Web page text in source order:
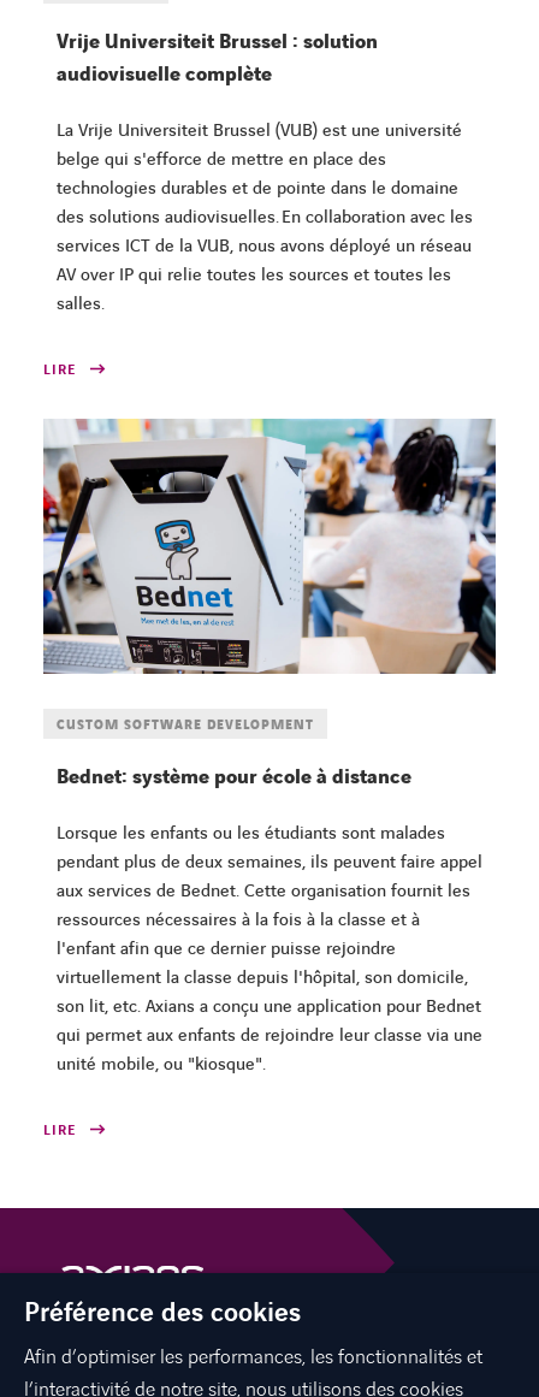
Vrije Universiteit Brussel : solution
audiovisuelle complète
La Vrije Universiteit Brussel (VUB) est une université
belge qui s'efforce de mettre en place des
technologies durables et de pointe dans le domaine
des solutions audiovisuelles. En collaboration avec les
services ICT de la VUB, nous avons déployé un réseau
AV over IP qui relie toutes les sources et toutes les
salles.
LIRE
CUSTOM SOFTWARE DEVELOPMENT
Bednet: système pour école à distance
Lorsque les enfants ou les étudiants sont malades
pendant plus de deux semaines, ils peuvent faire appel
aux services de Bednet. Cette organisation fournit les
ressources nécessaires à la fois à la classe et à
l'enfant afin que ce dernier puisse rejoindre
virtuellement la classe depuis l'hôpital, son domicile,
son lit, etc. Axians a conçu une application pour Bednet
qui permet aux enfants de rejoindre leur classe via une
unité mobile, ou "kiosque".
LIRE
facebook
twitter linkedinyoutube
Préférence des cookies
Afin d’optimiser les performances, les fonctionnalités et
l’interactivité de notre site, nous utilisons des cookies